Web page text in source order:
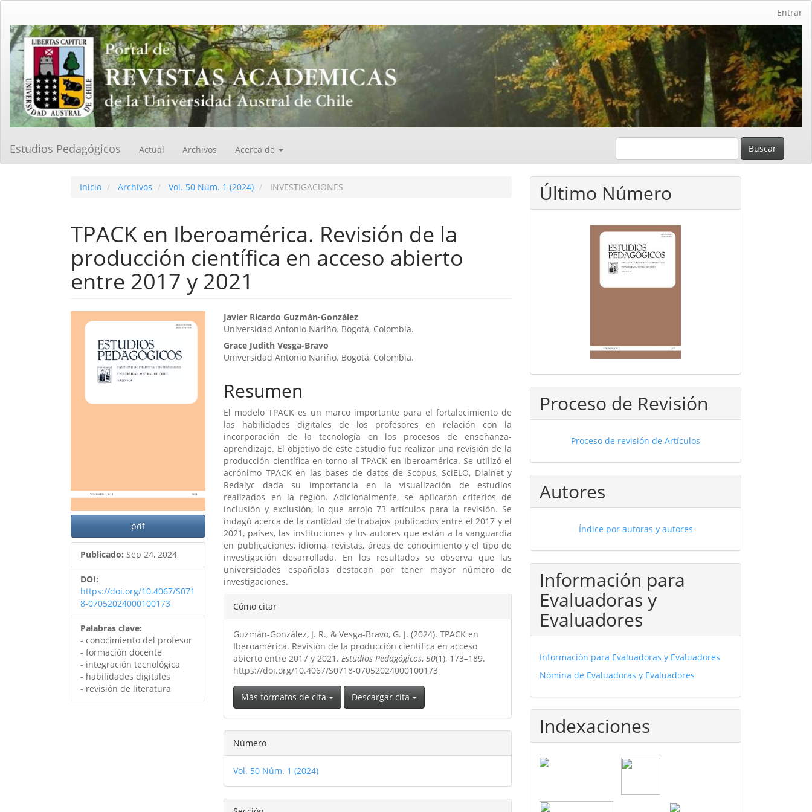
Contenido
principal
Barra
lateral
Entrar
Estudios Pedagógicos Actual Archivos Acerca de Buscar
Inicio Archivos Vol. 50 Núm. 1 (2024) INVESTIGACIONES
TPACK en Iberoamérica. Revisión de la
producción científica en acceso abierto
entre 2017 y 2021
Barra
lateral
artículo
pdf
Publicado: Sep 24, 2024
DOI:
https://doi.org/10.4067/S071
8-07052024000100173
Palabras clave:
- conocimiento del profesor
- formación docente
- integración tecnológica
- habilidades digitales
- revisión de literatura
Contenido
principal
del
artículo
Javier Ricardo Guzmán-González
Universidad Antonio Nariño. Bogotá, Colombia.
Grace Judith Vesga-Bravo
Universidad Antonio Nariño. Bogotá, Colombia.
Resumen
El modelo TPACK es un marco importante para el fortalecimiento de
las habilidades digitales de los profesores en relación con la
incorporación de la tecnología en los procesos de enseñanza-
aprendizaje. El objetivo de este estudio fue realizar una revisión de la
producción científica en torno al TPACK en Iberoamérica. Se utilizó el
acrónimo TPACK en las bases de datos de Scopus, SciELO, Dialnet y
Redalyc dada su importancia en la visualización de estudios
realizados en la región. Adicionalmente, se aplicaron criterios de
inclusión y exclusión, lo que arrojo 73 artículos para la revisión. Se
indagó acerca de la cantidad de trabajos publicados entre el 2017 y el
2021, países, las instituciones y los autores que están a la vanguardia
en publicaciones, idioma, revistas, áreas de conocimiento y el tipo de
investigación desarrollada. En los resultados se observa que las
universidades españolas destacan por tener mayor número de
investigaciones.
Detalles
del
artículo
Cómo citar
Guzmán-González, J. R., & Vesga-Bravo, G. J. (2024). TPACK en
Iberoamérica. Revisión de la producción científica en acceso
abierto entre 2017 y 2021.Estudios Pedagógicos,50(1), 173–189.
https://doi.org/10.4067/S0718-07052024000100173
Más formatos de cita Descargar cita
Número
Vol. 50 Núm. 1 (2024)
Último Número
Proceso de Revisión
Proceso de revisión de Artículos
Autores
Índice por autoras y autores
Información para
Evaluadoras y
Evaluadores
Información para Evaluadoras y Evaluadores
Nómina de Evaluadoras y Evaluadores
Indexaciones